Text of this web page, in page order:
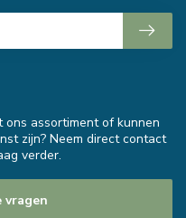
assortiment of kunnen
zijn? Neem direct contact
verder.
vragen